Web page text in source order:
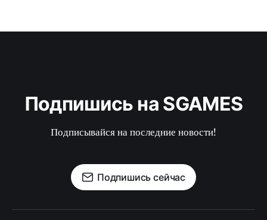
Подпишись на SGAMES
Подписывайся на последние новости!
Подпишись сейчас